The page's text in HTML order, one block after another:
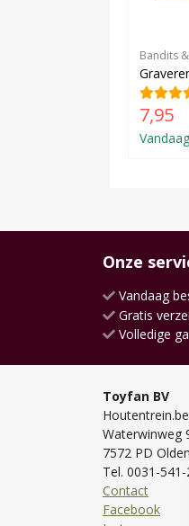
Bandits
7,95
Onze
Vandaag
Gratis
Volledige
Toyfan BV
Houtentrein.be
Waterwinweg
7572 PD
Tel. 0031-
Contact
Facebook